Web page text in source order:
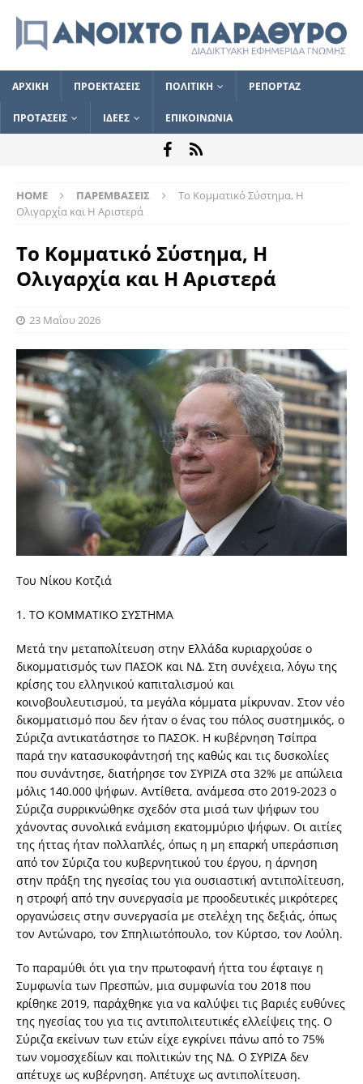
ΑΡΧΙΚΗ ΠΡΟΕΚΤΑΣΕΙΣ ΠΟΛΙΤΙΚΗ ΡΕΠΟΡΤΑΖ
ΠΡΟΤΑΣΕΙΣ ΙΔΕΕΣ ΕΠΙΚΟΙΝΩΝΙΑ
HOME ΠΑΡΕΜΒΑΣΕΙΣ
Το Κομματικό Σύστημα, Η
Ολιγαρχία και Η Αριστερά
Το Κομματικό Σύστημα, Η
Ολιγαρχία και Η Αριστερά
23 Μαΐου 2026
Του Νίκου Κοτζιά
1. ΤΟ ΚΟΜΜΑΤΙΚΟ ΣΥΣΤΗΜΑ
Μετά την μεταπολίτευση στην Ελλάδα κυριαρχούσε ο
δικομματισμός των ΠΑΣΟΚ και ΝΔ. Στη συνέχεια, λόγω της
κρίσης του ελληνικού καπιταλισμού και
κοινοβουλευτισμού, τα μεγάλα κόμματα μίκρυναν. Στον νέο
δικομματισμό που δεν ήταν ο ένας του πόλος συστημικός, ο
Σύριζα αντικατάστησε το ΠΑΣΟΚ. Η κυβέρνηση Τσίπρα
παρά την κατασυκοφάντησή της καθώς και τις δυσκολίες
που συνάντησε, διατήρησε τον ΣΥΡΙΖΑ στα 32% με απώλεια
μόλις 140.000 ψήφων. Αντίθετα, ανάμεσα στο 2019-2023 ο
Σύριζα συρρικνώθηκε σχεδόν στα μισά των ψήφων του
χάνοντας συνολικά ενάμιση εκατομμύριο ψήφων. Οι αιτίες
της ήττας ήταν πολλαπλές, όπως η μη επαρκή υπεράσπιση
από τον Σύριζα του κυβερνητικού του έργου, η άρνηση
στην πράξη της ηγεσίας του για ουσιαστική αντιπολίτευση,
η στροφή από την συνεργασία με προοδευτικές μικρότερες
οργανώσεις στην συνεργασία με στελέχη της δεξιάς, όπως
τον Αντώναρο, τον Σπηλιωτόπουλο, τον Κύρτσο, τον Λούλη.
Το παραμύθι ότι για την πρωτοφανή ήττα του έφταιγε η
Συμφωνία των Πρεσπών, μια συμφωνία του 2018 που
κρίθηκε 2019, παράχθηκε για να καλύψει τις βαριές ευθύνες
της ηγεσίας του για τις αντιπολιτευτικές ελλείψεις της. Ο
Σύριζα εκείνων των ετών είχε εγκρίνει πάνω από το 75%
των νομοσχεδίων και πολιτικών της ΝΔ. Ο ΣΥΡΙΖΑ δεν
απέτυχε ως κυβέρνηση. Απέτυχε ως αντιπολίτευση.